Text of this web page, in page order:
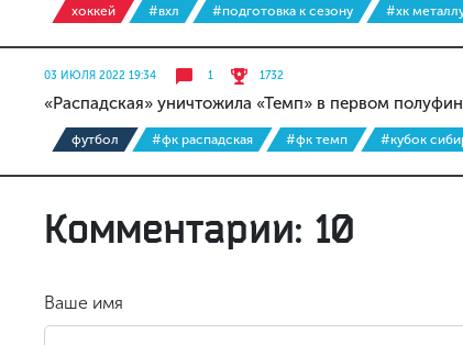
хоккей #вхл #подготовка к сезону #хк
03 ИЮЛЯ 2022 19:34 1 1732
«Распадская» уничтожила «Темп» в первом
футбол #фк распадская #фк темп #кубок
Комментарии: 10
Ваше имя